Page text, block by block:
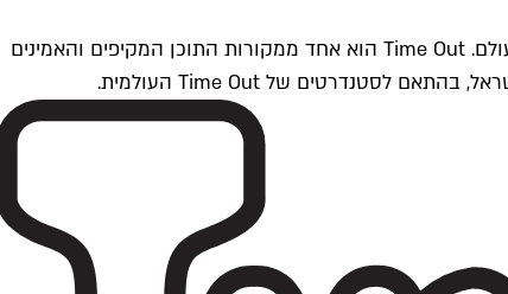
Time Outתל אביב הוא חלק מרשת Time Out Global — רשת מדיה בינלאומית הפועלת ב-360 ערים מרכזיות וב-60 מדינות ברחבי העולם. Time Out הוא אחד ממקורות התוכן המקיפים והאמינים